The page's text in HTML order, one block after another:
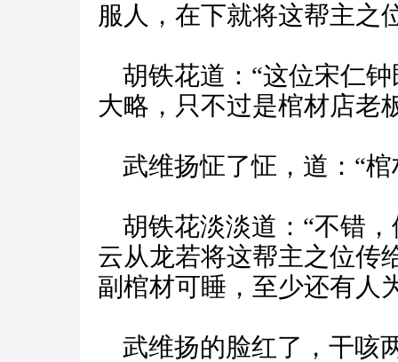
服人，在下就将这帮主之
胡铁花道：“这位宋仁
大略，只不过是棺材店老
武维扬怔了怔，道：“棺
胡铁花淡淡道：“不错
云从龙若将这帮主之位传
副棺材可睡，至少还有人
武维扬的脸红了，干咳